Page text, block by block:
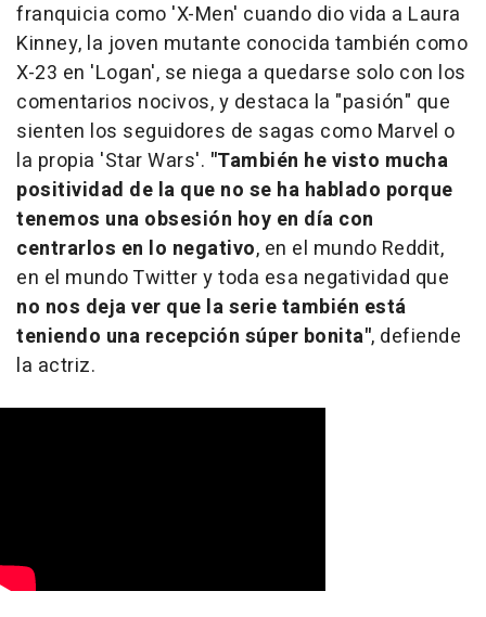
franquicia como 'X-Men' cuando dio vida a Laura
Kinney, la joven mutante conocida también como
X-23 en 'Logan', se niega a quedarse solo con los
comentarios nocivos, y destaca la "pasión" que
sienten los seguidores de sagas como Marvel o
la propia 'Star Wars'. "También he visto mucha
positividad de la que no se ha hablado porque
tenemos una obsesión hoy en día con
centrarlos en lo negativo, en el mundo Reddit,
en el mundo Twitter y toda esa negatividad que
no nos deja ver que la serie también está
teniendo una recepción súper bonita", defiende
la actriz.